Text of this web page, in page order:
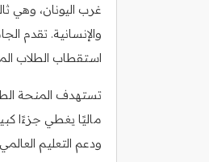
غرب اليونان، وهي
والإنسانية. تقدم
استقطاب الطلاب
تستهدف المنحة
ماليًا يغطي جزءًا
ودعم التعليم